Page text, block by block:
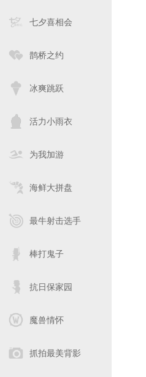
七夕喜相会
鹊桥之约
冰爽跳跃
活力小雨衣
为我加游
海鲜大拼盘
最牛射击选手
棒打鬼子
抗日保家园
魔兽情怀
抓拍最美背影